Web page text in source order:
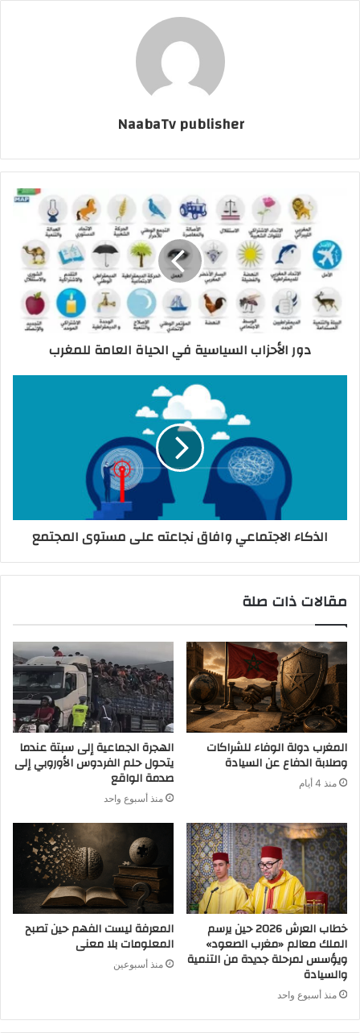
NaabaTv publisher
دور الأحزاب السياسية في الحياة العامة للمغرب
الذكاء الاجتماعي وافاق نجاعته على مستوى المجتمع
مقالات ذات صلة
المغرب دولة الوفاء للشراكات
وصلابة الدفاع عن السيادة
منذ 4 أيام
الهجرة الجماعية إلى سبتة عندما
يتحول حلم الفردوس الأوروبي إلى
صدمة الواقع
منذ أسبوع واحد
خطاب العرش 2026 حين يرسم
الملك معالم «مغرب الصعود»
ويؤسس لمرحلة جديدة من التنمية
والسيادة
منذ أسبوع واحد
المعرفة ليست الفهم حين تصبح
المعلومات بلا معنى
منذ أسبوعين